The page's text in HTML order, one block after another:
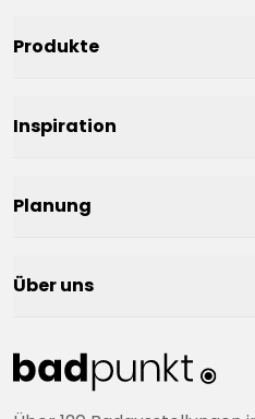
Produkte
Inspiration
Planung
Über uns